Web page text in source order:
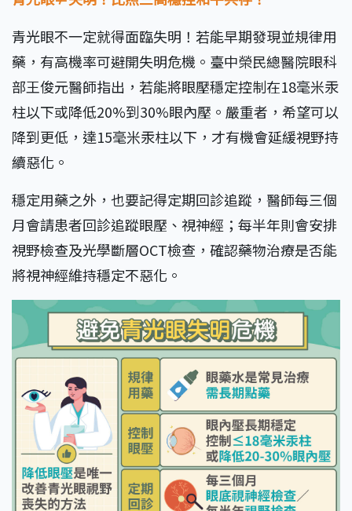
青光眼不一定就得面臨失明！若能早期發現並規律用
藥，有高機率可避開失明危機。臺中榮民總醫院眼科
部王俊元醫師指出，若能將眼壓穩定控制在18毫米汞
柱以下或降低20%到30%眼內壓。嚴重者，希望可以
降到更低，達15毫米汞柱以下，才有機會延緩視野持
續惡化。
穩定用藥之外，也要記得定期回診追蹤，醫師每三個
月會請患者回診追蹤眼壓、視神經；每半年則會安排
視野檢查及光學斷層OCT檢查，確認藥物治療是否能
將視神經維持穩定不惡化。